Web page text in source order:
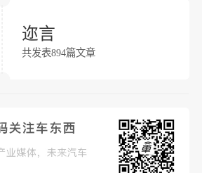
迩言
共发表894篇文章